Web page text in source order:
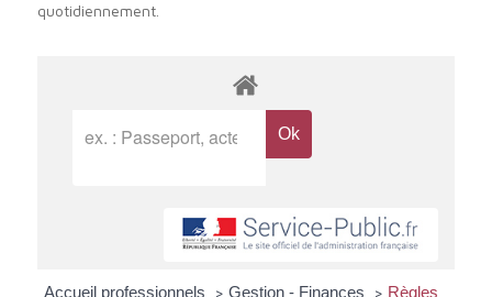
quotidiennement.
Accueil professionnels > Gestion - Finances > Règles